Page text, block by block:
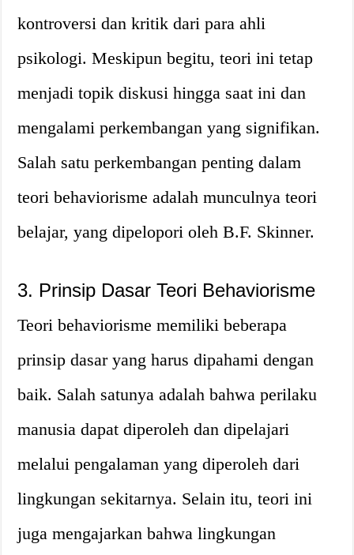
kontroversi dan kritik dari para ahli
psikologi. Meskipun begitu, teori ini tetap
menjadi topik diskusi hingga saat ini dan
mengalami perkembangan yang signifikan.
Salah satu perkembangan penting dalam
teori behaviorisme adalah munculnya teori
belajar, yang dipelopori oleh B.F. Skinner.
3. Prinsip Dasar Teori Behaviorisme
Teori behaviorisme memiliki beberapa
prinsip dasar yang harus dipahami dengan
baik. Salah satunya adalah bahwa perilaku
manusia dapat diperoleh dan dipelajari
melalui pengalaman yang diperoleh dari
lingkungan sekitarnya. Selain itu, teori ini
juga mengajarkan bahwa lingkungan